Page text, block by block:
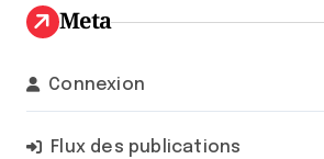
Meta
Connexion
Flux des publications